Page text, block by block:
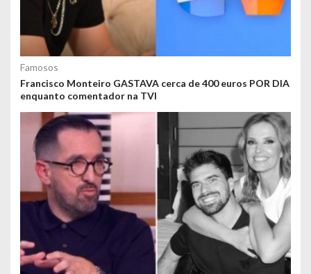
Famosos
Francisco Monteiro GASTAVA cerca de 400 euros POR DIA
enquanto comentador na TVI